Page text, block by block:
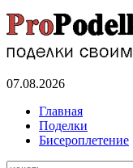
07.08.2026
Главная
Поделки
Бисероплетение